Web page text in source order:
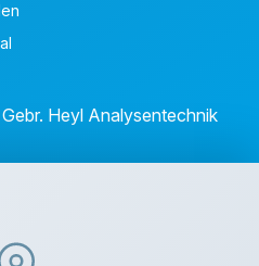
Heyl Analysentechnik